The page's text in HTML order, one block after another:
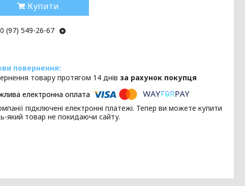
Купити
(97) 549-26-67
товару протягом 14 днів за рахунок покупця
підключені електронні платежі. Тепер ви можете купити
який товар не покидаючи сайту.